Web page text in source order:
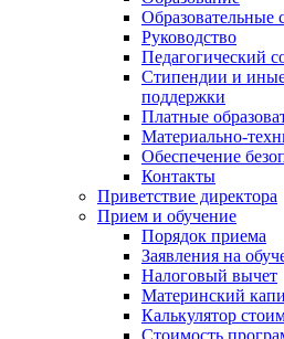
Образовательные
Руководство
Педагогический
Стипендии и
поддержки
Платные
Материально-
Обеспечение
Контакты
Приветствие директора
Прием и обучение
Порядок приема
Заявления на
Налоговый вычет
Материнский
Калькулятор
Стоимость